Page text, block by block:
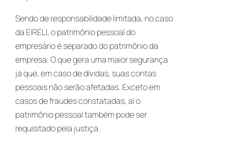
Sendo de responsabilidade limitada, no caso
da EIRELI, o patrimônio pessoal do
empresário é separado do patrimônio da
empresa. O que gera uma maior segurança
já que, em caso de dívidas, suas contas
pessoais não serão afetadas. Exceto em
casos de fraudes constatadas, aí o
patrimônio pessoal também pode ser
requisitado pela justiça.